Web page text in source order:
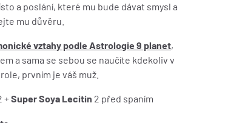
a poslání, které mu bude dávat smysl a
mu důvěru.
vztahy podle Astrologie 9 planet,
a sama se sebou se naučíte kdekoliv v
prvním je váš muž.
+Super Soya Lecitin 2 před spaním